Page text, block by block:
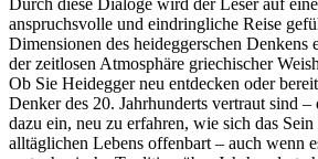
Durch diese Dialoge wird der Leser auf
anspruchsvolle und eindringliche Reise
Dimensionen des heideggerschen Denkens
der zeitlosen Atmosphäre griechischer
Ob Sie Heidegger neu entdecken oder
Denker des 20. Jahrhunderts vertraut sind –
dazu ein, neu zu erfahren, wie sich das
alltäglichen Lebens offenbart – auch wenn